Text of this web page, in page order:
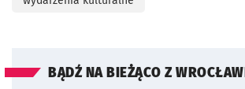
BĄDŹ NA BIEŻĄCO Z